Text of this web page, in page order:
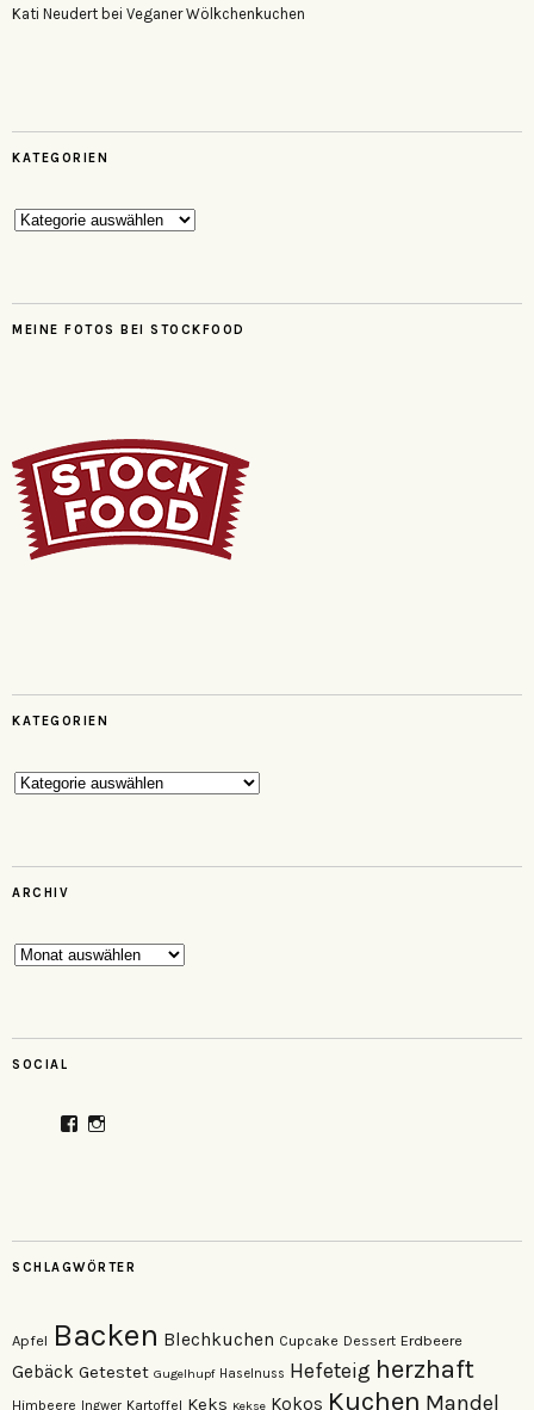
Kati Neudert bei Veganer Wölkchenkuchen
KATEGORIEN
Kategorien
MEINE FOTOS BEI STOCKFOOD
KATEGORIEN
Kategorien
ARCHIV
Archiv
SOCIAL
ProfilProfil
SCHLAGWÖRTER
Apfel Backen Blechkuchen Cupcake Dessert Erdbeere
Gebäck Getestet Gugelhupf Haselnuss Hefeteig herzhaft
Himbeere Ingwer Kartoffel Keks Kekse Kokos Kuchen Mandel